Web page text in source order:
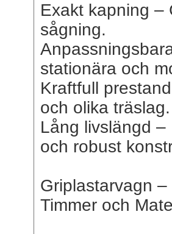
Exakt kapning –
sågning.
stationära och
Kraftfull
och olika träslag.
Lång livslängd
och robust
Griplastarvagn
Timmer och